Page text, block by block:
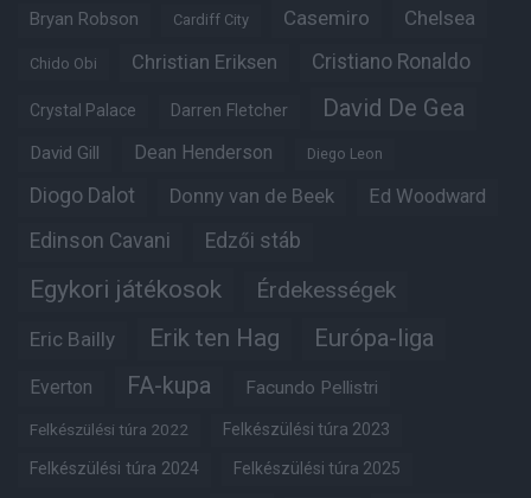
Bryan Robson Cardiff City Casemiro Chelsea
Chido Obi Christian Eriksen Cristiano Ronaldo
Crystal Palace Darren Fletcher David De Gea
David Gill Dean Henderson Diego Leon
Diogo Dalot Donny van de Beek Ed Woodward
Edinson Cavani Edzői stáb
Egykori játékosok Érdekességek
Eric Bailly Erik ten Hag Európa-liga
Everton FA-kupa Facundo Pellistri
Felkészülési túra 2022 Felkészülési túra 2023
Felkészülési túra 2024 Felkészülési túra 2025